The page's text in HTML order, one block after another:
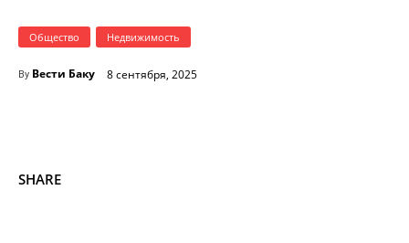
Общество Недвижимость
By Вести Баку 8 сентября, 2025
SHARE